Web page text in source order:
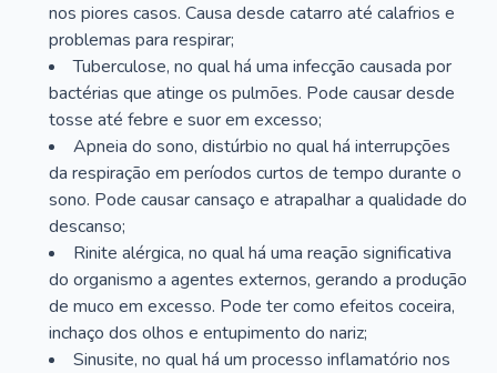
nos piores casos. Causa desde catarro até calafrios e
problemas para respirar;
Tuberculose, no qual há uma infecção causada por
bactérias que atinge os pulmões. Pode causar desde
tosse até febre e suor em excesso;
Apneia do sono, distúrbio no qual há interrupções
da respiração em períodos curtos de tempo durante o
sono. Pode causar cansaço e atrapalhar a qualidade do
descanso;
Rinite alérgica, no qual há uma reação significativa
do organismo a agentes externos, gerando a produção
de muco em excesso. Pode ter como efeitos coceira,
inchaço dos olhos e entupimento do nariz;
Sinusite, no qual há um processo inflamatório nos